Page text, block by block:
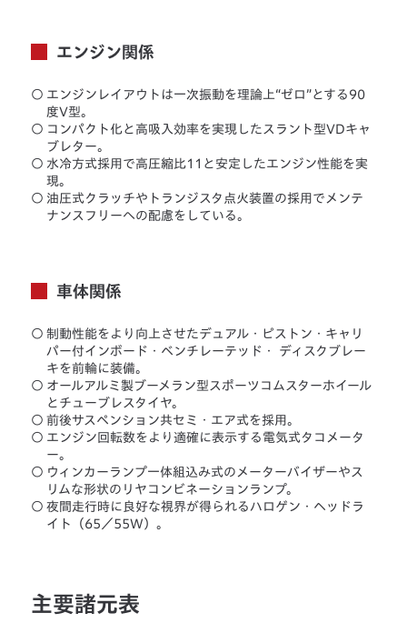
エンジン関係
○ エンジンレイアウトは一次振動を理論上“ゼロ”とする90
度V型。
○ コンパクト化と高吸入効率を実現したスラント型VDキャ
ブレター。
○ 水冷方式採用で高圧縮比11と安定したエンジン性能を実
現。
○ 油圧式クラッチやトランジスタ点火装置の採用でメンテ
ナンスフリーへの配慮をしている。
車体関係
○ 制動性能をより向上させたデュアル・ピストン・キャリ
パー付インボード・ベンチレーテッド・ ディスクブレー
キを前輪に装備。
○ オールアルミ製ブーメラン型スポーツコムスターホイール
とチューブレスタイヤ。
○ 前後サスペンション共セミ・エア式を採用。
○ エンジン回転数をより適確に表示する電気式タコメータ
ー。
○ ウィンカーランプ一体組込み式のメーターバイザーやス
リムな形状のリヤコンビネーションランプ。
○ 夜間走行時に良好な視界が得られるハロゲン・ヘッドラ
イト（65／55W）。
主要諸元表